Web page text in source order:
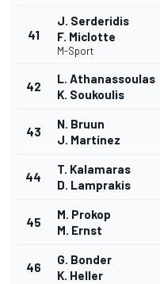
41
J. Serderidis
F. Miclotte
M-Sport
42
L. Athanassoulas
K. Soukoulis
43
N. Bruun
J. Martínez
44
T. Kalamaras
D. Lamprakis
45
M. Prokop
M. Ernst
46
G. Bonder
K. Heller